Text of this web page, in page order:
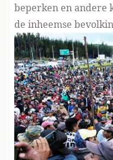
beperken en andere
de inheemse